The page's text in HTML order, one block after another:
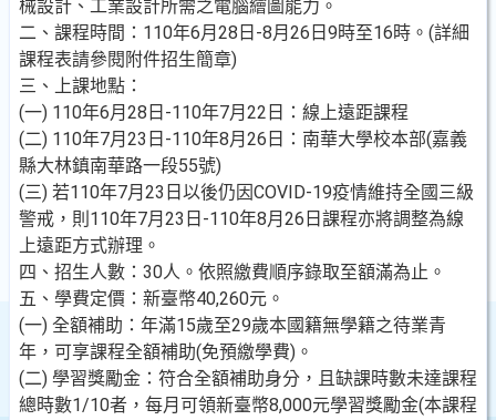
械設計、工業設計所需之電腦繪圖能力。
二、課程時間：110年6月28日-8月26日9時至16時。(詳細
課程表請參閱附件招生簡章)
三、上課地點：
(一) 110年6月28日-110年7月22日：線上遠距課程
(二) 110年7月23日-110年8月26日：南華大學校本部(嘉義
縣大林鎮南華路一段55號)
(三) 若110年7月23日以後仍因COVID-19疫情維持全國三級
警戒，則110年7月23日-110年8月26日課程亦將調整為線
上遠距方式辦理。
四、招生人數：30人。依照繳費順序錄取至額滿為止。
五、學費定價：新臺幣40,260元。
(一) 全額補助：年滿15歲至29歲本國籍無學籍之待業青
年，可享課程全額補助(免預繳學費)。
(二) 學習獎勵金：符合全額補助身分，且缺課時數未達課程
總時數1/10者，每月可領新臺幣8,000元學習獎勵金(本課程